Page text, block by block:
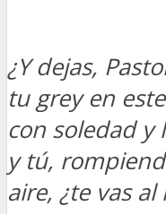
¿Y dejas,
tu grey en
con soledad y
y tú,
aire, ¿te vas